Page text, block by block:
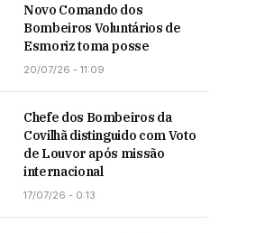
Novo Comando dos
Bombeiros Voluntários de
Esmoriz toma posse
20/07/26 - 11:09
Chefe dos Bombeiros da
Covilhã distinguido com Voto
de Louvor após missão
internacional
17/07/26 - 0:13